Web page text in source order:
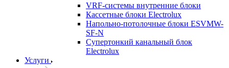
VRF-системы внутренние блоки
Кассетные блоки Electrolux
Напольно-потолочные блоки ESVMW-
SF-N
Супертонкий канальный блок
Electrolux
Услуги